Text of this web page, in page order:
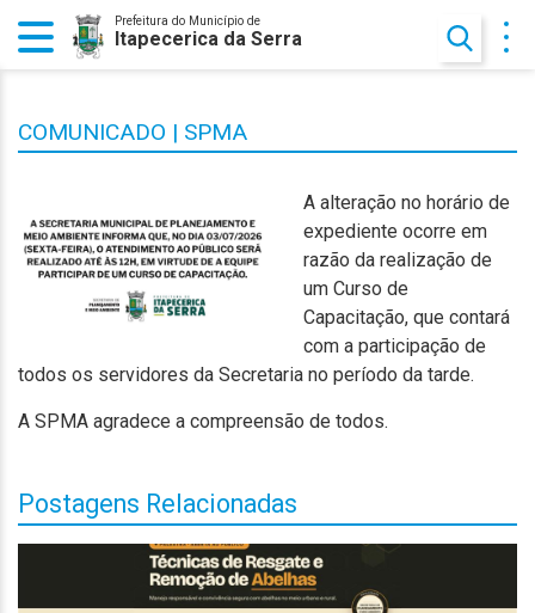
Prefeitura do Município de
Itapecerica da Serra
COMUNICADO | SPMA
A alteração no horário de
expediente ocorre em
razão da realização de
um Curso de
Capacitação, que contará
com a participação de
todos os servidores da Secretaria no período da tarde.
A SPMA agradece a compreensão de todos.
Postagens Relacionadas